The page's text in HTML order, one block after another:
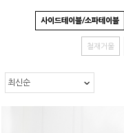
사이드테이블/소파테이블
철재거울